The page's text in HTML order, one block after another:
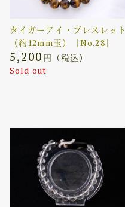
タイガーアイ・ブレスレット
（約12mm玉）［No.28］
5,200 円（税込）
Sold out